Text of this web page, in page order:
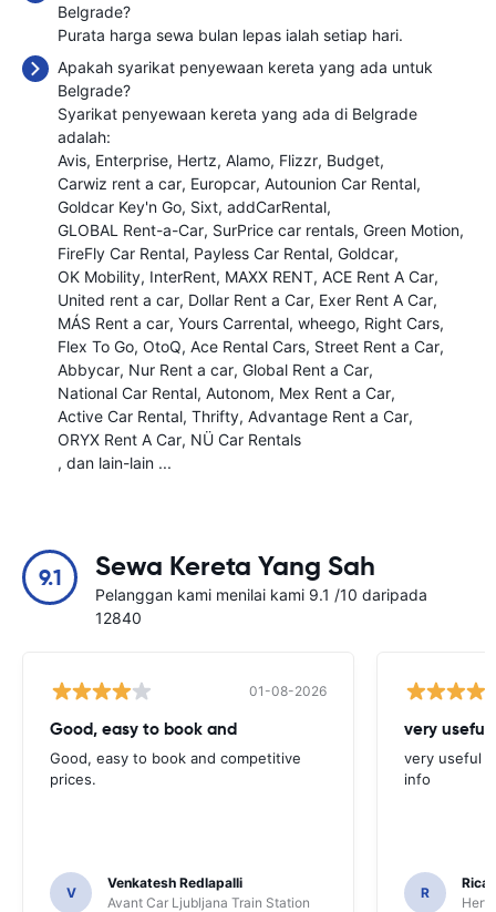
Belgrade?
Purata harga sewa bulan lepas ialah setiap hari.
Apakah syarikat penyewaan kereta yang ada untuk
Belgrade?
Syarikat penyewaan kereta yang ada di Belgrade
adalah:
Avis Enterprise Hertz Alamo Flizzr Budget
Carwiz rent a car Europcar Autounion Car Rental
Goldcar Key'n Go Sixt addCarRental
GLOBAL Rent-a-Car SurPrice car rentals Green Motion
FireFly Car Rental Payless Car Rental Goldcar
OK Mobility InterRent MAXX RENT ACE Rent A Car
United rent a car Dollar Rent a Car Exer Rent A Car
MÁS Rent a car Yours Carrental wheego Right Cars
Flex To Go OtoQ Ace Rental Cars Street Rent a Car
Abbycar Nur Rent a car Global Rent a Car
National Car Rental Autonom Mex Rent a Car
Active Car Rental Thrifty Advantage Rent a Car
ORYX Rent A Car NÜ Car Rentals
, dan lain-lain ...
9.1 Sewa Kereta Yang Sah
Pelanggan kami menilai kami 9.1 /10 daripada
12840
01-08-2026
Good, easy to book and
Good, easy to book and competitive
prices.
V
Venkatesh Redlapalli
Avant Car Ljubljana Train Station
very useful
very useful
info
R